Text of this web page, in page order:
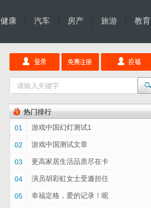
健康 汽车 房产 旅游 教育
热门排行
01
游戏中国幻灯测试1
02 游戏中国测试文章
03 更高家居生活品质尽在卡
04 演员胡彩虹女士受邀担任
05 幸福定格，爱的记录！呢